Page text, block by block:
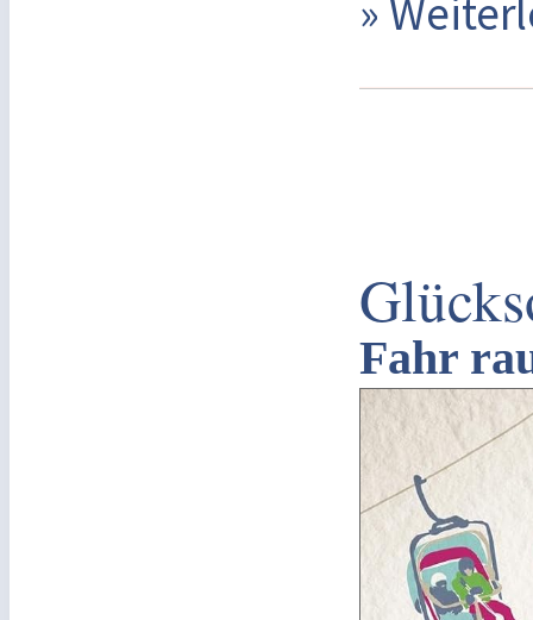
»
Fahr